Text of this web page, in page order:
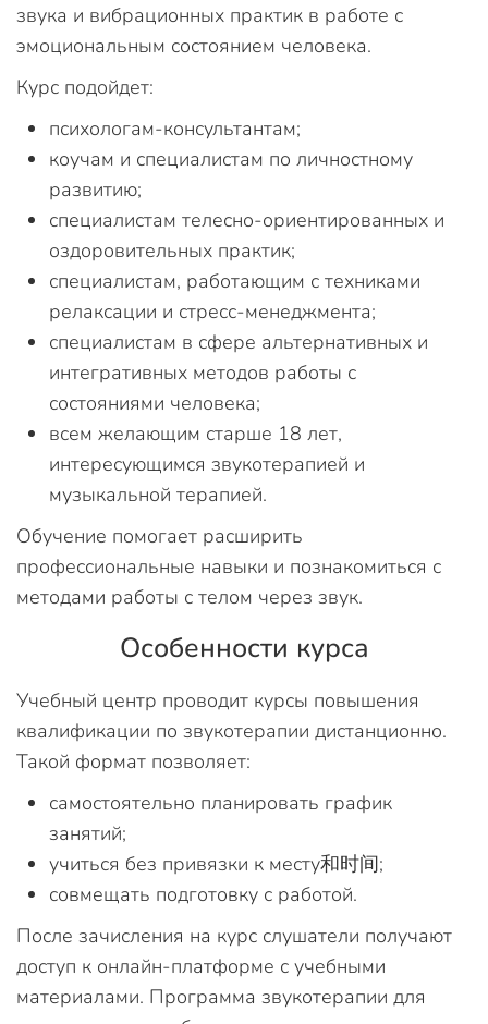
звука и вибрационных практик в работе с
эмоциональным состоянием человека.
Курс подойдет:
психологам-консультантам;
коучам и специалистам по личностному
развитию;
специалистам телесно-ориентированных и
оздоровительных практик;
специалистам, работающим с техниками
релаксации и стресс-менеджмента;
специалистам в сфере альтернативных и
интегративных методов работы с
состояниями человека;
всем желающим старше 18 лет,
интересующимся звукотерапией и
музыкальной терапией.
Обучение помогает расширить
профессиональные навыки и познакомиться с
методами работы с телом через звук.
Особенности курса
Учебный центр проводит курсы повышения
квалификации по звукотерапии дистанционно.
Такой формат позволяет:
самостоятельно планировать график
занятий;
учиться без привязки к месту和时间;
совмещать подготовку с работой.
После зачисления на курс слушатели получают
доступ к онлайн-платформе с учебными
материалами. Программа звукотерапии для